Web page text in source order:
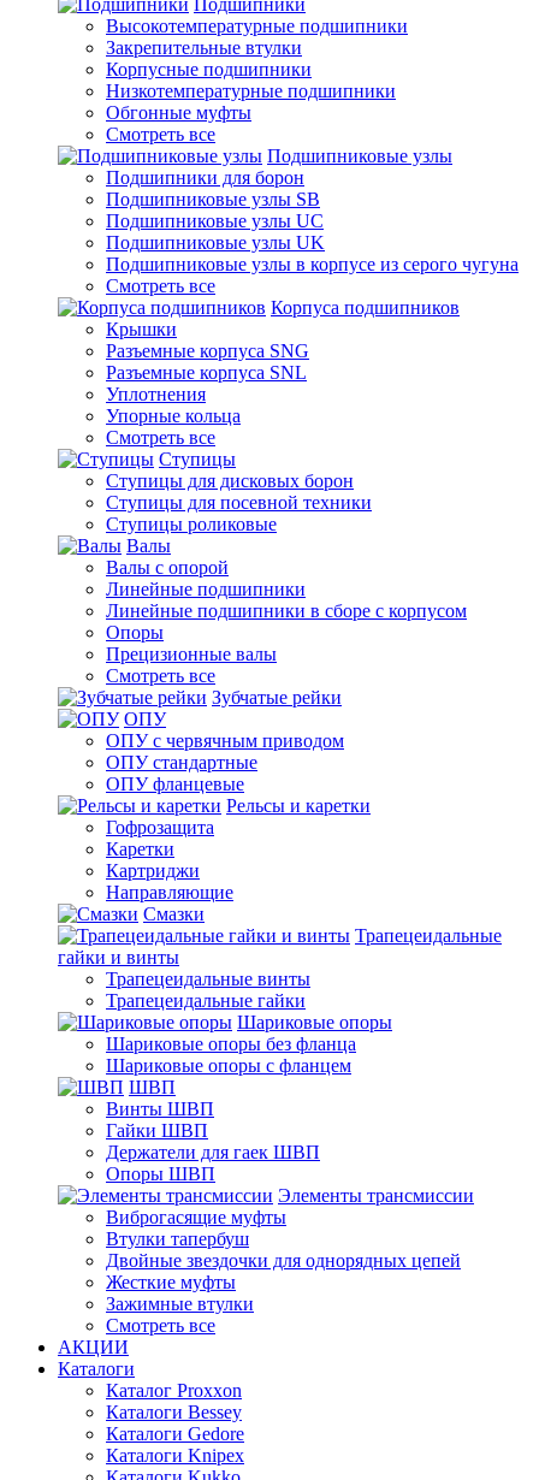
Подшипники
Высокотемпературные подшипники
Закрепительные втулки
Корпусные подшипники
Низкотемпературные подшипники
Обгонные муфты
Смотреть все
Подшипниковые узлы
Подшипники для борон
Подшипниковые узлы SB
Подшипниковые узлы UC
Подшипниковые узлы UK
Подшипниковые узлы в корпусе из серого чугуна
Смотреть все
Корпуса подшипников
Крышки
Разъемные корпуса SNG
Разъемные корпуса SNL
Уплотнения
Упорные кольца
Смотреть все
Ступицы
Ступицы для дисковых борон
Ступицы для посевной техники
Ступицы роликовые
Валы
Валы с опорой
Линейные подшипники
Линейные подшипники в сборе с корпусом
Опоры
Прецизионные валы
Смотреть все
Зубчатые рейки
ОПУ
ОПУ с червячным приводом
ОПУ стандартные
ОПУ фланцевые
Рельсы и каретки
Гофрозащита
Каретки
Картриджи
Направляющие
Смазки
Трапецеидальные
гайки и винты
Трапецеидальные винты
Трапецеидальные гайки
Шариковые опоры
Шариковые опоры без фланца
Шариковые опоры с фланцем
ШВП
Винты ШВП
Гайки ШВП
Держатели для гаек ШВП
Опоры ШВП
Элементы трансмиссии
Виброгасящие муфты
Втулки тапербуш
Двойные звездочки для однорядных цепей
Жесткие муфты
Зажимные втулки
Смотреть все
АКЦИИ
Каталоги
Каталог Proxxon
Каталоги Bessey
Каталоги Gedore
Каталоги Knipex